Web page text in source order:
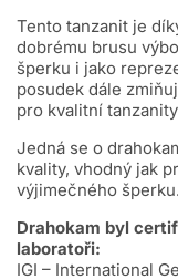
Tento tanzanit je
dobrému brusu
šperku i jako
posudek dále
pro kvalitní
Jedná se o
kvality, vhodný jak
výjimečného šperku.
Drahokam byl
laboratoři:
IGI – International